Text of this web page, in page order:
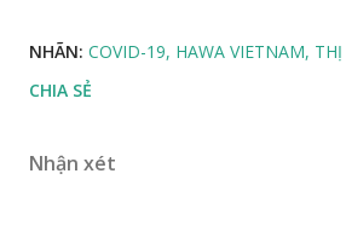
NHÃN: COVID-19 HAWA VIETNAM
CHIA SẺ
Nhận xét